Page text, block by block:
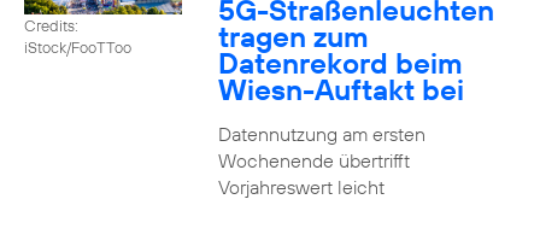
Credits:
iStock/FooTToo
5G-Straßenleuchten
tragen zum
Datenrekord beim
Wiesn-Auftakt bei
Datennutzung am ersten
Wochenende übertrifft
Vorjahreswert leicht